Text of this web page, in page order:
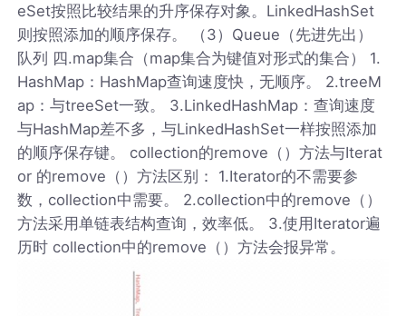
eSet按照比较结果的升序保存对象。LinkedHashSet
则按照添加的顺序保存。 （3）Queue（先进先出）
队列 四.map集合（map集合为键值对形式的集合） 1.
HashMap：HashMap查询速度快，无顺序。 2.treeM
ap：与treeSet一致。 3.LinkedHashMap：查询速度
与HashMap差不多，与LinkedHashSet一样按照添加
的顺序保存键。 collection的remove（）方法与Iterat
or 的remove（）方法区别： 1.Iterator的不需要参
数，collection中需要。 2.collection中的remove（）
方法采用单链表结构查询，效率低。 3.使用Iterator遍
历时 collection中的remove（）方法会报异常。